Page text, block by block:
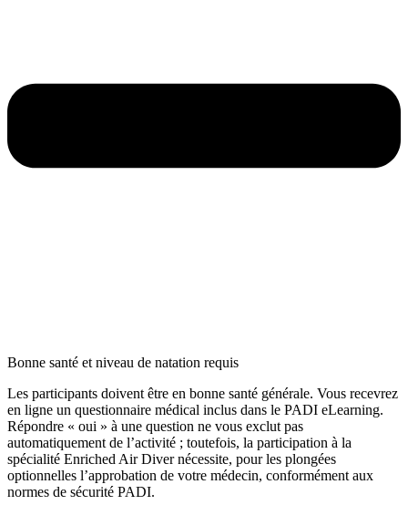
Bonne santé et niveau de natation requis
Les participants doivent être en bonne santé générale. Vous recevrez
en ligne un questionnaire médical inclus dans le PADI eLearning.
Répondre « oui » à une question ne vous exclut pas
automatiquement de l’activité ; toutefois, la participation à la
spécialité Enriched Air Diver nécessite, pour les plongées
optionnelles l’approbation de votre médecin, conformément aux
normes de sécurité PADI.